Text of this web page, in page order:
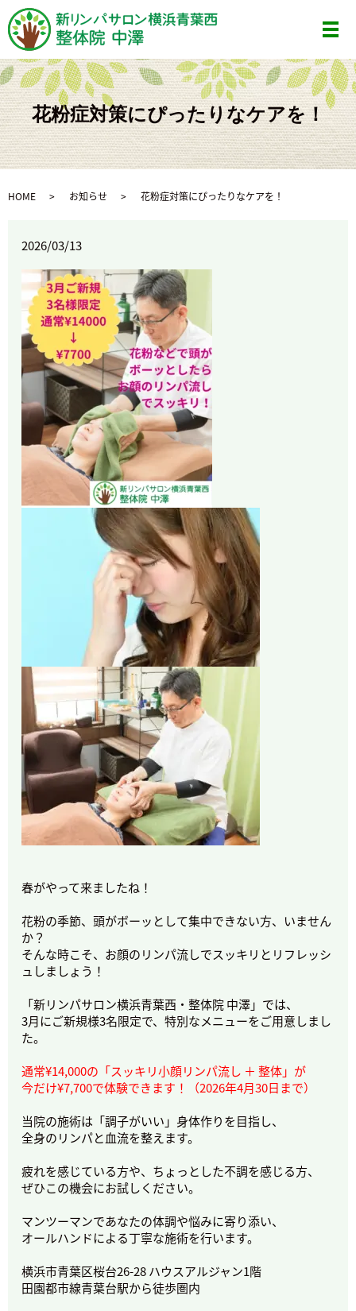
メ
花粉症対策にぴったりなケアを！
HOME お知らせ 花粉症対策にぴったりなケアを！
2026/03/13
春がやって来ましたね！
花粉の季節、頭がボーッとして集中できない方、いません
か？
そんな時こそ、お顔のリンパ流しでスッキリとリフレッシ
ュしましょう！
「新リンパサロン横浜青葉西・整体院 中澤」では、
3月にご新規様3名限定で、特別なメニューをご用意しまし
た。
通常¥14,000の「スッキリ小顔リンパ流し ＋ 整体」が
今だけ¥7,700で体験できます！（2026年4月30日まで）
当院の施術は「調子がいい」身体作りを目指し、
全身のリンパと血流を整えます。
疲れを感じている方や、ちょっとした不調を感じる方、
ぜひこの機会にお試しください。
マンツーマンであなたの体調や悩みに寄り添い、
オールハンドによる丁寧な施術を行います。
横浜市青葉区桜台26-28 ハウスアルジャン1階
田園都市線青葉台駅から徒歩圏内